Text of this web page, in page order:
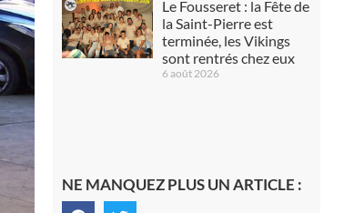
Le Fousseret : la Fête de
la Saint-Pierre est
terminée, les Vikings
sont rentrés chez eux
6 août 2026
NE MANQUEZ PLUS UN ARTICLE :